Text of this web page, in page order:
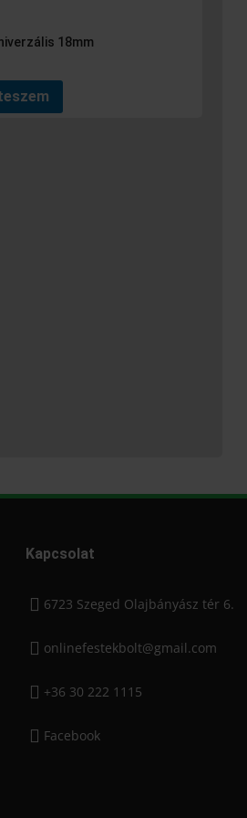
18mm
Kapcsolat
6723 Szeged Olajbányász tér 6.
onlinefestekbolt@gmail.com
+36 30 222 1115
Facebook